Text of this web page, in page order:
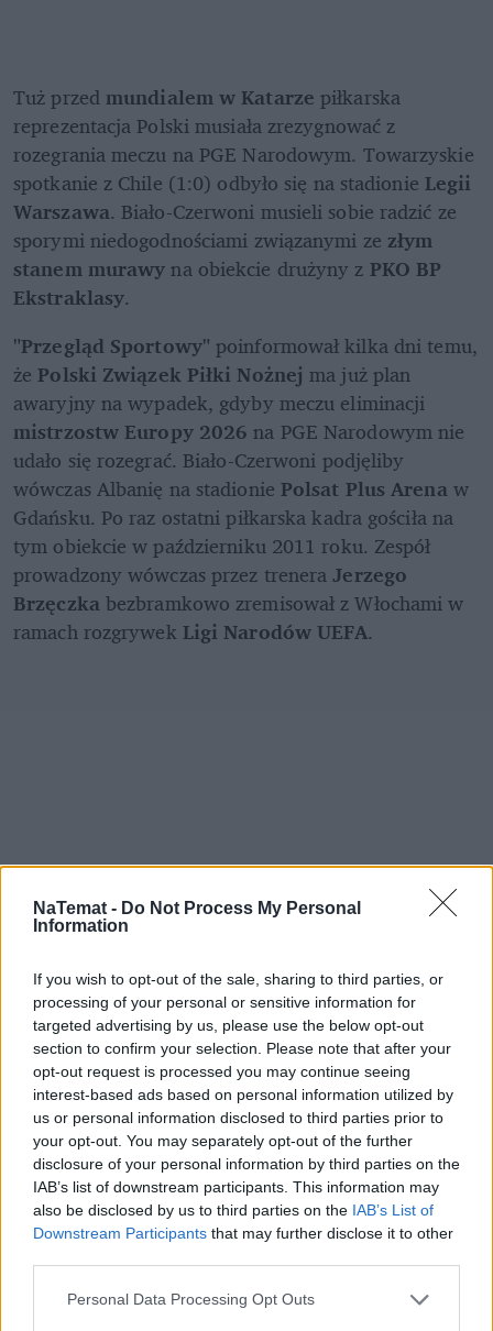
NaTemat - Do Not Process My Personal
Information
If you wish to opt-out of the sale, sharing to third parties, or
processing of your personal or sensitive information for
targeted advertising by us, please use the below opt-out
section to confirm your selection. Please note that after your
opt-out request is processed you may continue seeing
interest-based ads based on personal information utilized by
us or personal information disclosed to third parties prior to
your opt-out. You may separately opt-out of the further
disclosure of your personal information by third parties on the
IAB’s list of downstream participants. This information may
also be disclosed by us to third parties on the IAB’s List of
Downstream Participants that may further disclose it to other
Personal Data Processing Opt Outs
Tuż przed mundialem w Katarze piłkarska
reprezentacja Polski musiała zrezygnować z
rozegrania meczu na PGE Narodowym. Towarzyskie
spotkanie z Chile (1:0) odbyło się na stadionie Legii
Warszawa. Biało-Czerwoni musieli sobie radzić ze
sporymi niedogodnościami związanymi ze złym
stanem murawy na obiekcie drużyny z PKO BP
Ekstraklasy.
"Przegląd Sportowy" poinformował kilka dni temu,
że Polski Związek Piłki Nożnej ma już plan
mistrzostw Europy 2026 na PGE Narodowym nie
udało się rozegrać. Biało-Czerwoni podjęliby
wówczas Albanię na stadionie Polsat Plus Arena w
Gdańsku. Po raz ostatni piłkarska kadra gościła na
tym obiekcie w październiku 2011 roku. Zespół
prowadzony wówczas przez trenera Jerzego
Brzęczka bezbramkowo zremisował z Włochami w
ramach rozgrywek Ligi Narodów UEFA.
Pociągiem z Polski do Włoch?!
Nowość od PKP Intercity! |
kierunek:PODRÓŻE